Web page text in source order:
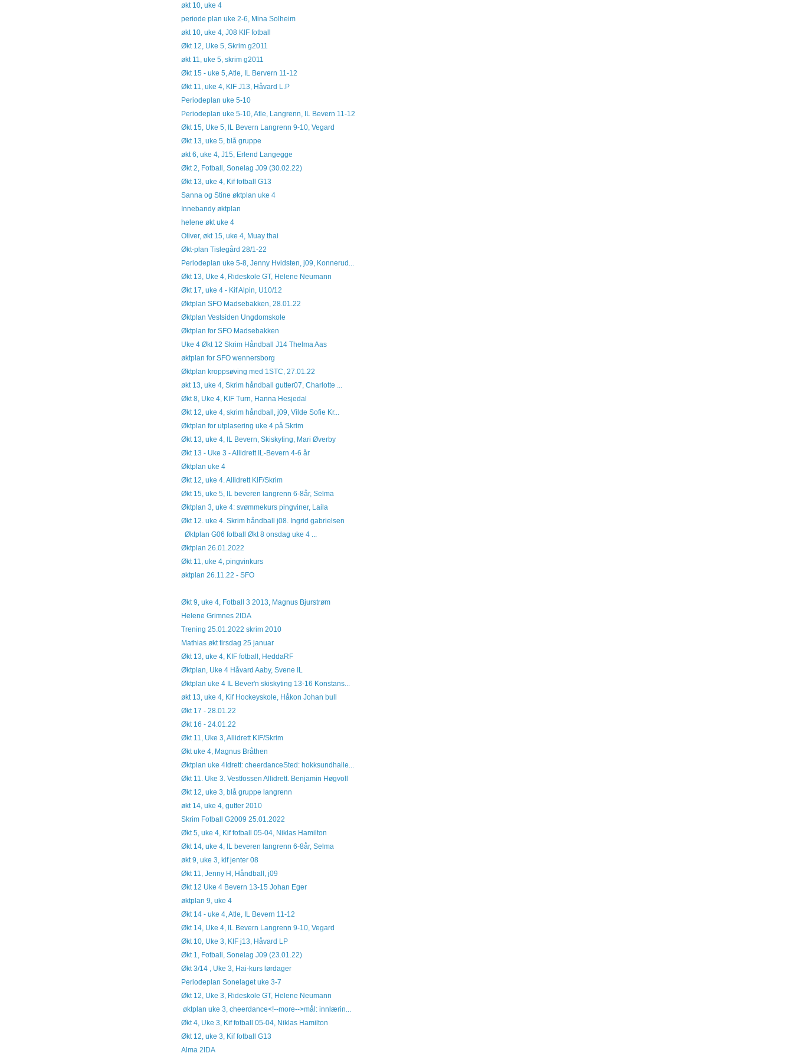
økt 10, uke 4
periode plan uke 2-6, Mina Solheim
økt 10, uke 4, J08 KIF fotball
Økt 12, Uke 5, Skrim g2011
økt 11, uke 5, skrim g2011
Økt 15 - uke 5, Atle, IL Bervern 11-12
Økt 11, uke 4, KIF J13, Håvard L.P
Periodeplan uke 5-10
Periodeplan uke 5-10, Atle, Langrenn, IL Bevern 11-12
Økt 15, Uke 5, IL Bevern Langrenn 9-10, Vegard
Økt 13, uke 5, blå gruppe
økt 6, uke 4, J15, Erlend Langegge
Økt 2, Fotball, Sonelag J09 (30.02.22)
Økt 13, uke 4, Kif fotball G13
Sanna og Stine øktplan uke 4
Innebandy øktplan
helene økt uke 4
Oliver, økt 15, uke 4, Muay thai
Økt-plan Tislegård 28/1-22
Periodeplan uke 5-8, Jenny Hvidsten, j09, Konnerud...
Økt 13, Uke 4, Rideskole GT, Helene Neumann
Økt 17, uke 4 - Kif Alpin, U10/12
Øktplan SFO Madsebakken, 28.01.22
Øktplan Vestsiden Ungdomskole
Øktplan for SFO Madsebakken
Uke 4 Økt 12 Skrim Håndball J14 Thelma Aas
øktplan for SFO wennersborg
Øktplan kroppsøving med 1STC, 27.01.22
økt 13, uke 4, Skrim håndball gutter07, Charlotte ...
Økt 8, Uke 4, KIF Turn, Hanna Hesjedal
Økt 12, uke 4, skrim håndball, j09, Vilde Sofie Kr...
Øktplan for utplasering uke 4 på Skrim
Økt 13, uke 4, IL Bevern, Skiskyting, Mari Øverby
Økt 13 - Uke 3 - Allidrett IL-Bevern 4-6 år
Øktplan uke 4
Økt 12, uke 4. Allidrett KIF/Skrim
Økt 15, uke 5, IL beveren langrenn 6-8år, Selma
Øktplan 3, uke 4: svømmekurs pingviner, Laila
Økt 12. uke 4. Skrim håndball j08. Ingrid gabrielsen
Øktplan G06 fotball Økt 8 onsdag uke 4 ...
Øktplan 26.01.2022
Økt 11, uke 4, pingvinkurs
øktplan 26.11.22 - SFO
Økt 9, uke 4, Fotball 3 2013, Magnus Bjurstrøm
Helene Grimnes 2IDA
Trening 25.01.2022 skrim 2010
Mathias økt tirsdag 25 januar
Økt 13, uke 4, KIF fotball, HeddaRF
Øktplan, Uke 4 Håvard Aaby, Svene IL
Øktplan uke 4 IL Bever'n skiskyting 13-16 Konstans...
økt 13, uke 4, Kif Hockeyskole, Håkon Johan bull
Økt 17 - 28.01.22
Økt 16 - 24.01.22
Økt 11, Uke 3, Allidrett KIF/Skrim
Økt uke 4, Magnus Bråthen
Øktplan uke 4Idrett: cheerdanceSted: hokksundhalle...
Økt 11. Uke 3. Vestfossen Allidrett. Benjamin Høgvoll
Økt 12, uke 3, blå gruppe langrenn
økt 14, uke 4, gutter 2010
Skrim Fotball G2009 25.01.2022
Økt 5, uke 4, Kif fotball 05-04, Niklas Hamilton
Økt 14, uke 4, IL beveren langrenn 6-8år, Selma
økt 9, uke 3, kif jenter 08
Økt 11, Jenny H, Håndball, j09
Økt 12 Uke 4 Bevern 13-15 Johan Eger
øktplan 9, uke 4
Økt 14 - uke 4, Atle, IL Bevern 11-12
Økt 14, Uke 4, IL Bevern Langrenn 9-10, Vegard
Økt 10, Uke 3, KIF j13, Håvard LP
Økt 1, Fotball, Sonelag J09 (23.01.22)
Økt 3/14 , Uke 3, Hai-kurs lørdager
Periodeplan Sonelaget uke 3-7
Økt 12, Uke 3, Rideskole GT, Helene Neumann
øktplan uke 3, cheerdance<!--more-->mål: innlærin...
Økt 4, Uke 3, Kif fotball 05-04, Niklas Hamilton
Økt 12, uke 3, Kif fotball G13
Alma 2IDA